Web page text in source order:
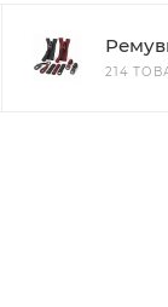
214